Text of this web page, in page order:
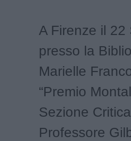
A Firenze il
presso la
Marielle
“Premio
Sezione
Professore